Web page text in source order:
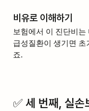
비유로 이해하기
보험에서 이 진단비는
급성질환이 생기면
죠.
✅ 세 번째, 실